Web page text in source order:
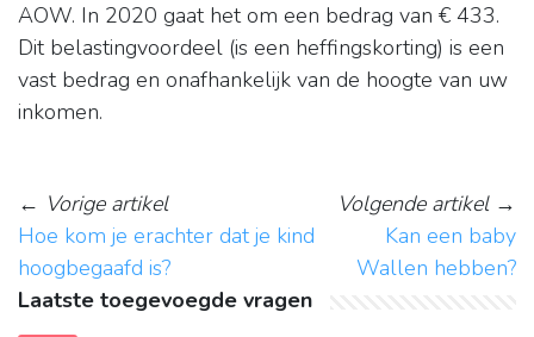
AOW. In 2020 gaat het om een bedrag van € 433.
Dit belastingvoordeel (is een heffingskorting) is een
vast bedrag en onafhankelijk van de hoogte van uw
inkomen.
← Vorige artikel
Hoe kom je erachter dat je kind
hoogbegaafd is?
Volgende artikel→
Kan een baby
Wallen hebben?
Laatste toegevoegde vragen